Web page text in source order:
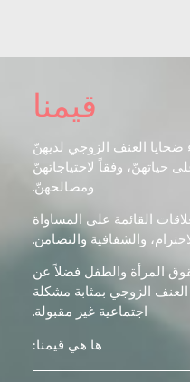
قيمنا
العنف الزوجي لديهنّ
حياتهنّ، وفقاً لاحتياجاتهنّ
ومصالحهنّ.
القائمة على المساواة
والشفافية والتضامن.
المرأة والطفل فضلاً عن
العنف الزوجي بمثابة مشكلة
اجتماعية غير مقبولة.
ها هي قيمنا: